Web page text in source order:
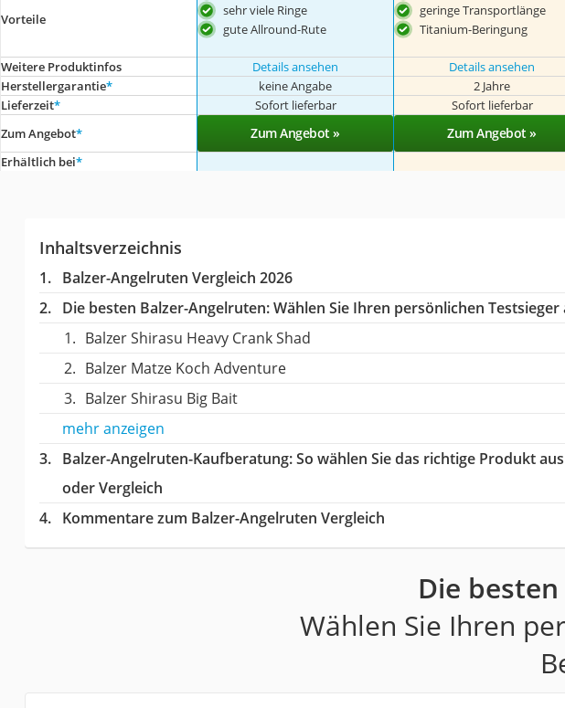
Vorteile
sehr viele Ringe
gute Allround-Rute
geringe Transportlänge
Titanium-Beringung
Weitere Produktinfos
Details ansehen Details ansehen
Herstellergarantie* keine Angabe 2 Jahre
Lieferzeit* Sofort lieferbar Sofort lieferbar
Zum Angebot* Zum Angebot » Zum Angebot »
Erhältlich bei*
Inhaltsverzeichnis
Balzer-Angelruten Vergleich 2026
Die besten Balzer-Angelruten:Wählen Sie Ihren persönlichen Testsieger
Balzer Shirasu Heavy Crank Shad
Balzer Matze Koch Adventure
Balzer Shirasu Big Bait
mehr anzeigen
Balzer-Angelruten-Kaufberatung: So wählen Sie das richtige Produkt
oder Vergleich
Kommentare zum Balzer-Angelruten Vergleich
Die
Wählen Sie Ihren